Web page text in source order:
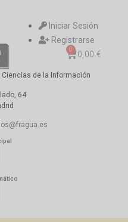
Iniciar Sesión
Registrarse
0,00 €
0
Ciencias de la Información
64